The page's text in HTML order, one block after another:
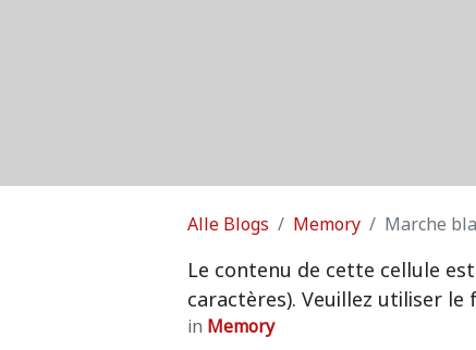
Alle Blogs Memory Marche
Le contenu de cette cellule
caractères). Veuillez utiliser
in Memory